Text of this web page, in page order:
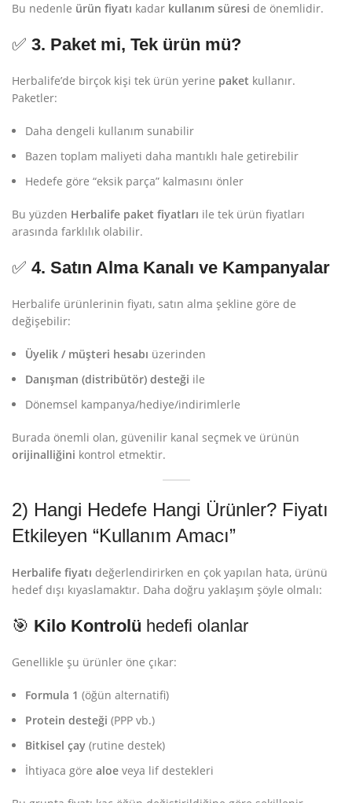
Bu nedenle ürün fiyatı kadar kullanım süresi de önemlidir.
✅ 3. Paket mi, Tek ürün mü?
Herbalife’de birçok kişi tek ürün yerine paket kullanır.
Paketler:
Daha dengeli kullanım sunabilir
Bazen toplam maliyeti daha mantıklı hale getirebilir
Hedefe göre “eksik parça” kalmasını önler
Bu yüzden Herbalife paket fiyatları ile tek ürün fiyatları
arasında farklılık olabilir.
✅ 4. Satın Alma Kanalı ve Kampanyalar
Herbalife ürünlerinin fiyatı, satın alma şekline göre de
değişebilir:
Üyelik / müşteri hesabı üzerinden
Danışman (distribütör) desteği ile
Dönemsel kampanya/hediye/indirimlerle
Burada önemli olan, güvenilir kanal seçmek ve ürünün
orijinalliğini kontrol etmektir.
2) Hangi Hedefe Hangi Ürünler? Fiyatı
Etkileyen “Kullanım Amacı”
Herbalife fiyatı değerlendirirken en çok yapılan hata, ürünü
hedef dışı kıyaslamaktır. Daha doğru yaklaşım şöyle olmalı:
🎯 Kilo Kontrolü hedefi olanlar
Genellikle şu ürünler öne çıkar:
Formula 1 (öğün alternatifi)
Protein desteği (PPP vb.)
Bitkisel çay (rutine destek)
İhtiyaca göre aloe veya lif destekleri